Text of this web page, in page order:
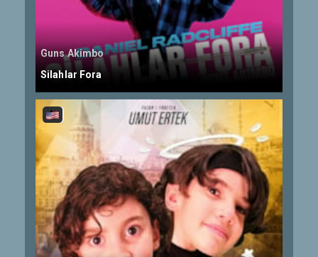
Guns Akimbo
Silahlar Fora